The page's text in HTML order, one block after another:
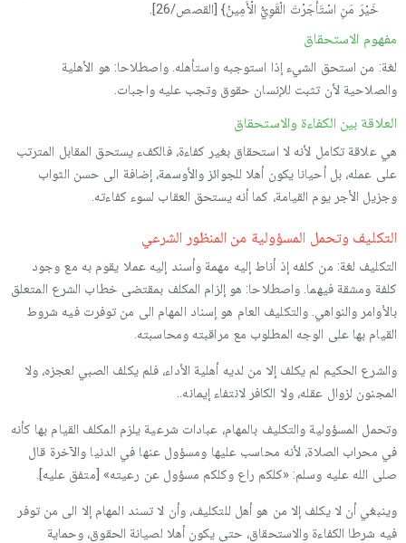
خَيْرَ مَنِ اسْتَأْجَرْتَ الْقَوِيُّ الْأَمِينُ} [القصص/26].
مفهوم الاستحقاق
لغة: من استحق الشيء إذا استوجبه واستأهله. واصطلاحا: هو الأهلية
والصلاحية لأن تثبت للإنسان حقوق وتجب عليه واجبات.
العلاقة بين الكفاءة والاستحقاق
هي علاقة تكامل لأنه لا استحقاق بغير كفاءة، فالكفء يستحق المقابل المترتب
على عمله، بل أحيانا يكون أهلا للجوائز والأوسمة، إضافة الى حسن الثواب
وجزيل الأجر يوم القيامة، كما أنه يستحق العقاب لسوء كفاءته.
التكليف وتحمل المسؤولية من المنظور الشرعي
التكليف لغة: من كلفه إذ أناط إليه مهمة وأسند إليه عملا يقوم به مع وجود
كلفة ومشقة فيهما. واصطلاحا: هو إلزام المكلف بمقتضى خطاب الشرع المتعلق
بالأوامر والنواهي. والتكليف العام هو إسناد المهام الى من توفرت فيه شروط
القيام بها على الوجه المطلوب مع مراقبته ومحاسبته.
والشرع الحكيم لم يكلف إلا من لديه أهلية الأداء، فلم يكلف الصبي لعجزه، ولا
المجنون لزوال عقله، ولا الكافر لانتفاء إيمانه..
وتحمل المسؤولية والتكليف بالمهام، عبادات شرعية يلزم المكلف القيام بها كأنه
في محراب الصلاة، لأنه محاسب عليها ومسؤول عنها في الدنيا والآخرة قال
صلى الله عليه وسلم: «كلكم راع وكلكم مسؤول عن رعيته» [متفق عليه].
وينبغي أن لا يكلف إلا من هو أهل للتكليف، وأن لا تسند المهام إلا الى من توفر
فيه شرطا الكفاءة والاستحقاق، حتى يكون أهلا لصيانة الحقوق، وحماية